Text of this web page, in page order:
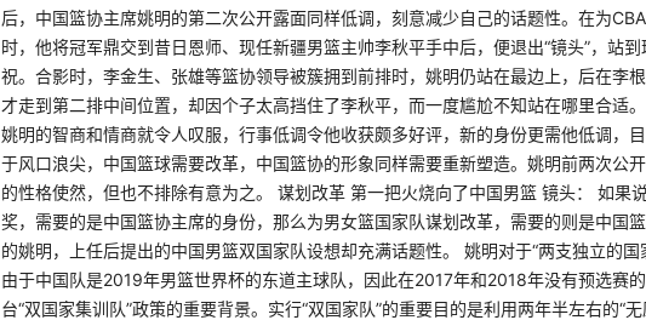
后，中国篮协主席姚明的第二次公开露面同样低调，刻意减少自己的话题性。在为
时，他将冠军鼎交到昔日恩师、现任新疆男篮主帅李秋平手中后，便退出“镜头”，站
祝。合影时，李金生、张雄等篮协领导被簇拥到前排时，姚明仍站在最边上，后在李
才走到第二排中间位置，却因个子太高挡住了李秋平，而一度尴尬不知站在哪里合适。
姚明的智商和情商就令人叹服，行事低调令他收获颇多好评，新的身份更需他低调，
于风口浪尖，中国篮球需要改革，中国篮协的形象同样需要重新塑造。姚明前两次公
的性格使然，但也不排除有意为之。 谋划改革 第一把火烧向了中国男篮 镜头： 如果
奖，需要的是中国篮协主席的身份，那么为男女篮国家队谋划改革，需要的则是中国
的姚明，上任后提出的中国男篮双国家队设想却充满话题性。 姚明对于“两支独立的国
由于中国队是2019年男篮世界杯的东道主球队，因此在2017年和2018年没有预选赛
台“双国家集训队”政策的重要背景。实行“双国家队”的重要目的是利用两年半左右的“